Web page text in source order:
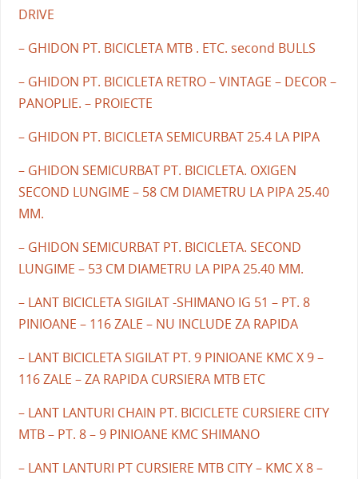
DRIVE
– GHIDON PT. BICICLETA MTB . ETC. second BULLS
– GHIDON PT. BICICLETA RETRO – VINTAGE – DECOR –
PANOPLIE. – PROIECTE
– GHIDON PT. BICICLETA SEMICURBAT 25.4 LA PIPA
– GHIDON SEMICURBAT PT. BICICLETA. OXIGEN
SECOND LUNGIME – 58 CM DIAMETRU LA PIPA 25.40
MM.
– GHIDON SEMICURBAT PT. BICICLETA. SECOND
LUNGIME – 53 CM DIAMETRU LA PIPA 25.40 MM.
– LANT BICICLETA SIGILAT -SHIMANO IG 51 – PT. 8
PINIOANE – 116 ZALE – NU INCLUDE ZA RAPIDA
– LANT BICICLETA SIGILAT PT. 9 PINIOANE KMC X 9 –
116 ZALE – ZA RAPIDA CURSIERA MTB ETC
– LANT LANTURI CHAIN PT. BICICLETE CURSIERE CITY
MTB – PT. 8 – 9 PINIOANE KMC SHIMANO
– LANT LANTURI PT CURSIERE MTB CITY – KMC X 8 –